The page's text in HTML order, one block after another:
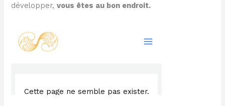
développer,vous êtes au bon endroit.